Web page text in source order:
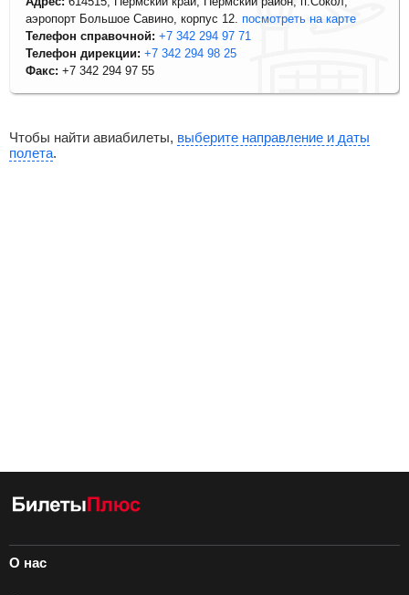
аэропорт Большое Савино, корпус 12. посмотреть на карте
Телефон справочной: +7 342 294 97 71
Телефон дирекции: +7 342 294 98 25
Факс: +7 342 294 97 55
Чтобы найти авиабилеты, выберите направление и даты
полета.
О нас